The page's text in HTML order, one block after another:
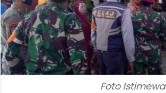
Foto Istimewa